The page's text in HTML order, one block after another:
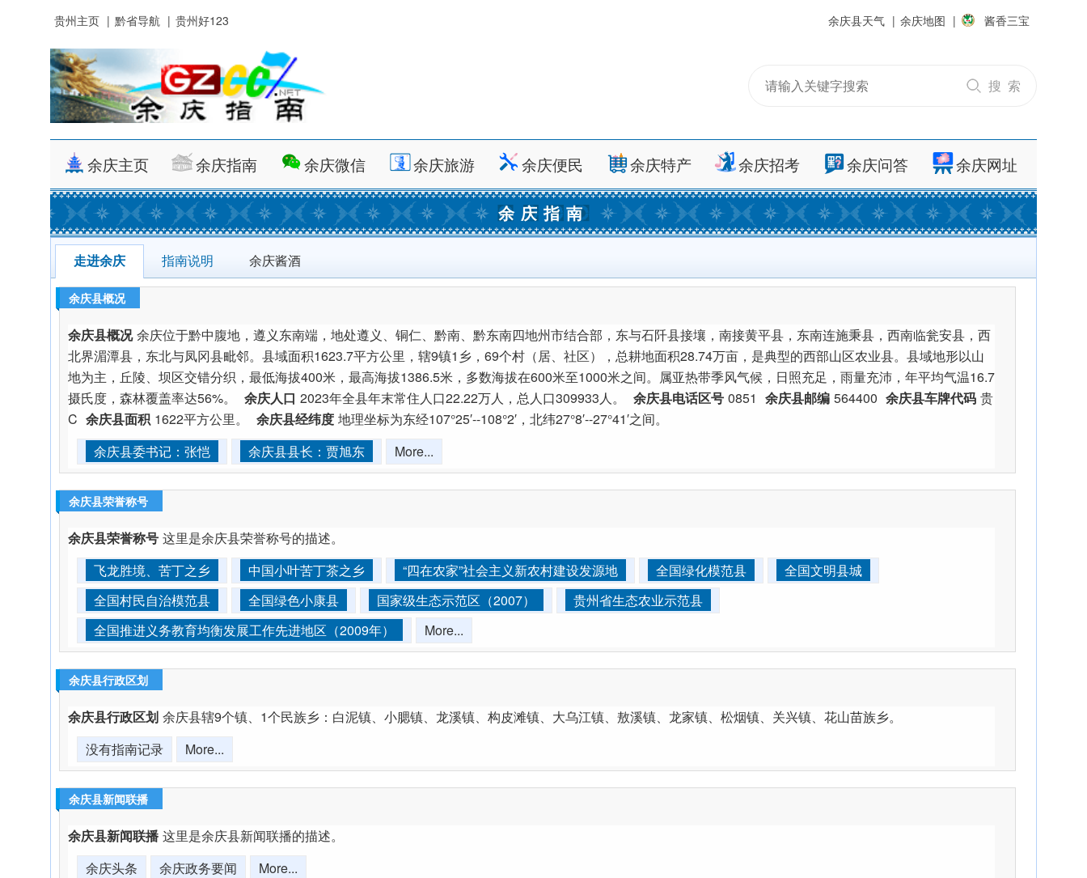
贵州主页 | 黔省导航 | 贵州好123 余庆县天气 | 余庆地图 | 酱香三宝
搜 索
余庆主页 余庆指南 余庆微信 余庆旅游 余庆便民 余庆特产 余庆招考 余庆问答 余庆网址
余庆指南
走进余庆 指南说明 余庆酱酒
余庆县概况
余庆县概况 余庆位于黔中腹地，遵义东南端，地处遵义、铜仁、黔南、黔东南四地州市结合部，东与石阡县接壤，南接黄平县，东南连施秉县，西南临瓮安县，西
北界湄潭县，东北与凤冈县毗邻。县域面积1623.7平方公里，辖9镇1乡，69个村（居、社区），总耕地面积28.74万亩，是典型的西部山区农业县。县域地形以山
地为主，丘陵、坝区交错分织，最低海拔400米，最高海拔1386.5米，多数海拔在600米至1000米之间。属亚热带季风气候，日照充足，雨量充沛，年平均气温16.7
摄氏度，森林覆盖率达56%。
余庆人口 2023年全县年末常住人口22.22万人，总人口309933人。 余庆县电话区号 0851 余庆县邮编 564400 余庆县车牌代码 贵
C 余庆县面积 1622平方公里。 余庆县经纬度 地理坐标为东经107°25′--108°2′，北纬27°8′--27°41′之间。
余庆县委书记：张恺
余庆县县长：贾旭东 More...
余庆县荣誉称号
余庆县荣誉称号 这里是余庆县荣誉称号的描述。
飞龙胜境、苦丁之乡
中国小叶苦丁茶之乡 “四在农家”社会主义新农村建设发源地 全国绿化模范县
全国文明县城
全国村民自治模范县
全国绿色小康县 国家级生态示范区（2007）
贵州省生态农业示范县
全国推进义务教育均衡发展工作先进地区（2009年）
More...
余庆县行政区划
余庆县行政区划 余庆县辖9个镇、1个民族乡：白泥镇、小腮镇、龙溪镇、构皮滩镇、大乌江镇、敖溪镇、龙家镇、松烟镇、关兴镇、花山苗族乡。
没有指南记录
More...
余庆县新闻联播
余庆县新闻联播 这里是余庆县新闻联播的描述。
余庆头条
余庆政务要闻 More...